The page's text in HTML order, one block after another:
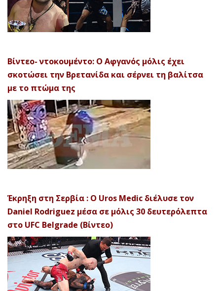
Βίντεο- ντοκουμέντο: Ο Αφγανός μόλις έχει
σκοτώσει την Βρετανίδα και σέρνει τη βαλίτσα
με το πτώμα της
Έκρηξη στη Σερβία : Ο Uros Medic διέλυσε τον
Daniel Rodriguez μέσα σε μόλις 30 δευτερόλεπτα
στο UFC Belgrade (Βίντεο)